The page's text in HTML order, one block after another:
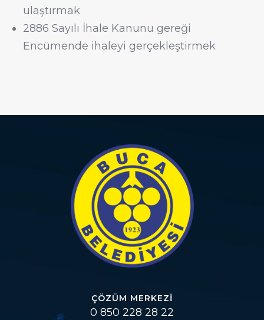
ulaştırmak
2886 Sayılı İhale Kanunu gereği
Encümende ihaleyi gerçekleştirmek
ÇÖZÜM MERKEZI
0 850 228 28 22